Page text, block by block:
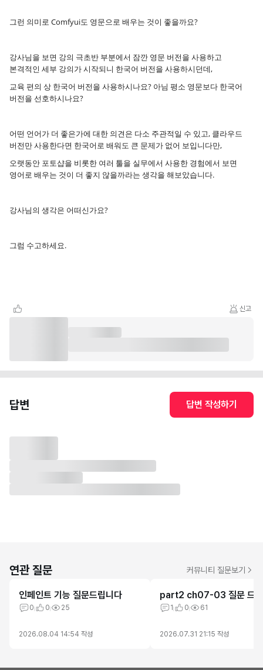
그런 의미로 Comfyui도 영문으로 배우는 것이 좋을까요?
강사님을 보면 강의 극초반 부분에서 잠깐 영문 버전을 사용하고
본격적인 세부 강의가 시작되니 한국어 버전을 사용하시던데,
교육 편의 상 한국어 버전을 사용하시나요? 아님 평소 영문보다 한국어
버전을 선호하시나요?
어떤 언어가 더 좋은가에 대한 의견은 다소 주관적일 수 있고, 클라우드
버전만 사용한다면 한국어로 배워도 큰 문제가 없어 보입니다만,
오랫동안 포토샵을 비롯한 여러 툴을 실무에서 사용한 경험에서 보면
영어로 배우는 것이 더 좋지 않을까라는 생각을 해보았습니다.
강사님의 생각은 어떠신가요?
그럼 수고하세요.
신고
답변 답변 작성하기
연관 질문 커뮤니티 질문보기
인페인트 기능 질문드립니다
0 0 25
2026.08.04 14:54 작성
part2 ch07-03 질문 드
1 0 61
2026.07.31 21:15 작성